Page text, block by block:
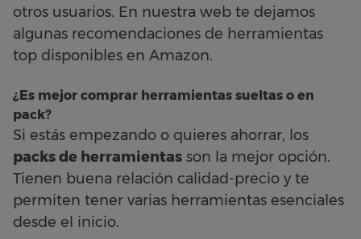
otros usuarios. En nuestra web te dejamos
algunas recomendaciones de herramientas
top disponibles en Amazon.
¿Es mejor comprar herramientas sueltas o en
pack?
Si estás empezando o quieres ahorrar, los
packs de herramientas son la mejor opción.
Tienen buena relación calidad-precio y te
permiten tener varias herramientas esenciales
desde el inicio.